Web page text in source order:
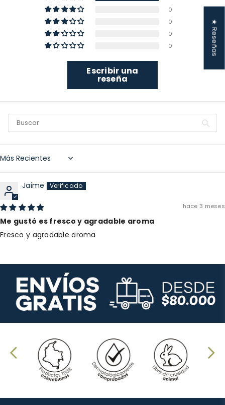
0
0
0
0
Escribir una
reseña
Sort by
Jaime
hace 3 meses
Me gustó es fresco y agradable aroma
Fresco y agradable aroma
★ Reseñas